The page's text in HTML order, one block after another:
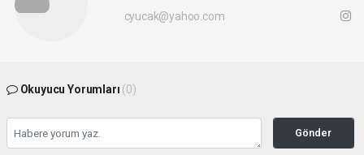
cyucak@yahoo.com
Okuyucu Yorumları (0)
Gönder